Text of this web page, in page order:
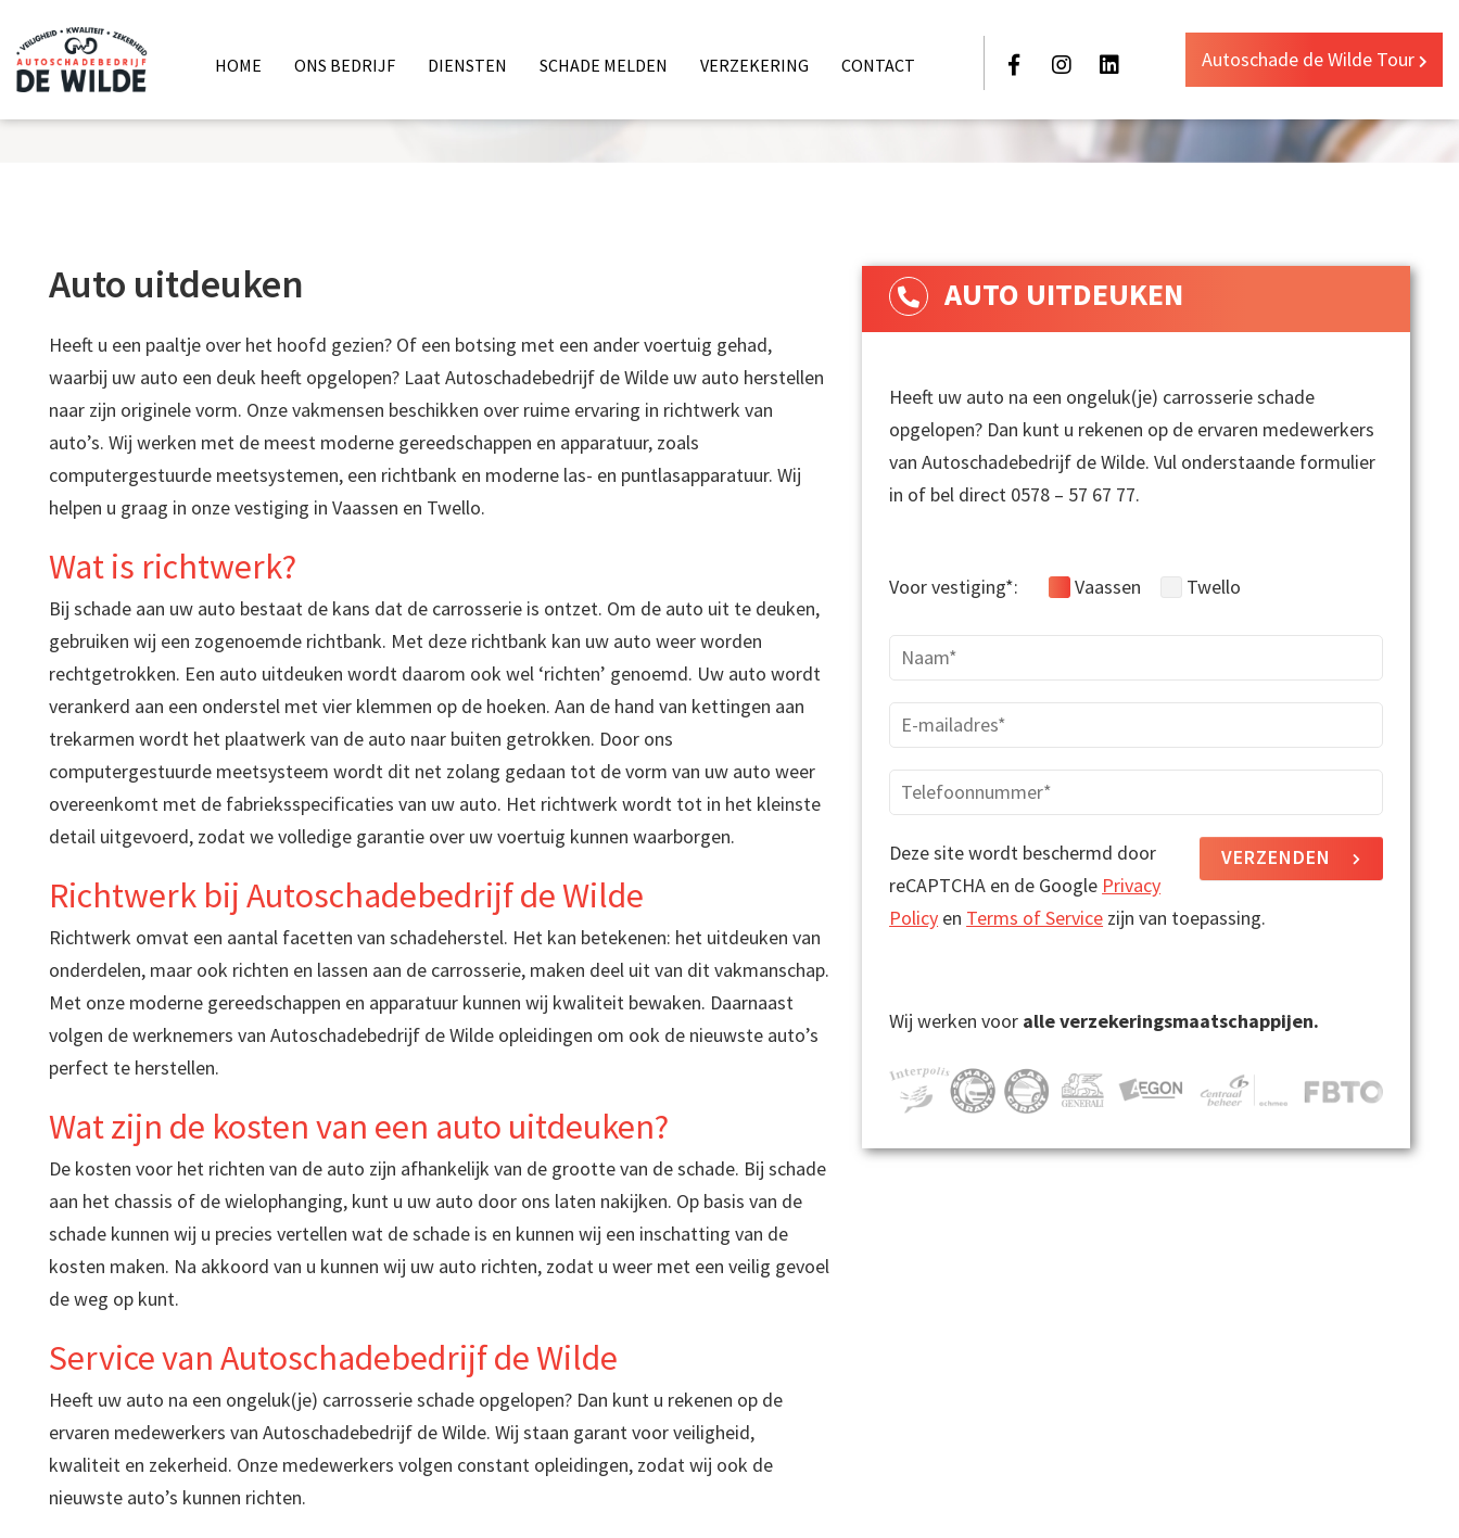
HOME ONS BEDRIJF DIENSTEN SCHADE MELDEN VERZEKERING CONTACT Autoschade de Wilde Tour
'AL 35 JAAR DE HOOGSTE KWALITEIT'
Auto uitdeuken
Heeft u een paaltje over het hoofd gezien? Of een botsing met een ander voertuig gehad,
waarbij uw auto een deuk heeft opgelopen? Laat Autoschadebedrijf de Wilde uw auto herstellen
naar zijn originele vorm. Onze vakmensen beschikken over ruime ervaring in richtwerk van
auto’s. Wij werken met de meest moderne gereedschappen en apparatuur, zoals
computergestuurde meetsystemen, een richtbank en moderne las- en puntlasapparatuur. Wij
helpen u graag in onze vestiging in Vaassen en Twello.
Wat is richtwerk?
Bij schade aan uw auto bestaat de kans dat de carrosserie is ontzet. Om de auto uit te deuken,
gebruiken wij een zogenoemde richtbank. Met deze richtbank kan uw auto weer worden
rechtgetrokken. Een auto uitdeuken wordt daarom ook wel ‘richten’ genoemd. Uw auto wordt
verankerd aan een onderstel met vier klemmen op de hoeken. Aan de hand van kettingen aan
trekarmen wordt het plaatwerk van de auto naar buiten getrokken. Door ons
computergestuurde meetsysteem wordt dit net zolang gedaan tot de vorm van uw auto weer
overeenkomt met de fabrieksspecificaties van uw auto. Het richtwerk wordt tot in het kleinste
detail uitgevoerd, zodat we volledige garantie over uw voertuig kunnen waarborgen.
Richtwerk bij Autoschadebedrijf de Wilde
Richtwerk omvat een aantal facetten van schadeherstel. Het kan betekenen: het uitdeuken van
onderdelen, maar ook richten en lassen aan de carrosserie, maken deel uit van dit vakmanschap.
Met onze moderne gereedschappen en apparatuur kunnen wij kwaliteit bewaken. Daarnaast
volgen de werknemers van Autoschadebedrijf de Wilde opleidingen om ook de nieuwste auto’s
perfect te herstellen.
Wat zijn de kosten van een auto uitdeuken?
De kosten voor het richten van de auto zijn afhankelijk van de grootte van de schade. Bij schade
aan het chassis of de wielophanging, kunt u uw auto door ons laten nakijken. Op basis van de
schade kunnen wij u precies vertellen wat de schade is en kunnen wij een inschatting van de
kosten maken. Na akkoord van u kunnen wij uw auto richten, zodat u weer met een veilig gevoel
de weg op kunt.
Service van Autoschadebedrijf de Wilde
Heeft uw auto na een ongeluk(je) carrosserie schade opgelopen? Dan kunt u rekenen op de
ervaren medewerkers van Autoschadebedrijf de Wilde. Wij staan garant voor veiligheid,
kwaliteit en zekerheid. Onze medewerkers volgen constant opleidingen, zodat wij ook de
nieuwste auto’s kunnen richten.
AUTO UITDEUKEN
Heeft uw auto na een ongeluk(je) carrosserie schade
opgelopen? Dan kunt u rekenen op de ervaren medewerkers
van Autoschadebedrijf de Wilde. Vul onderstaande formulier
in of bel direct 0578 – 57 67 77.
Voor vestiging*: Vaassen Twello
VERZENDEN
Deze site wordt beschermd door
reCAPTCHA en de Google Privacy
Policy en Terms of Service zijn van toepassing.
Wij werken voor alle verzekeringsmaatschappijen.